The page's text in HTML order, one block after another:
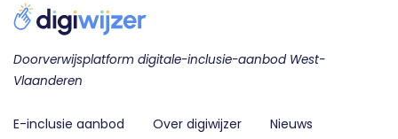
Doorverwijsplatform digitale-inclusie-aanbod West-
Vlaanderen
E-inclusie aanbod Over digiwijzer Nieuws